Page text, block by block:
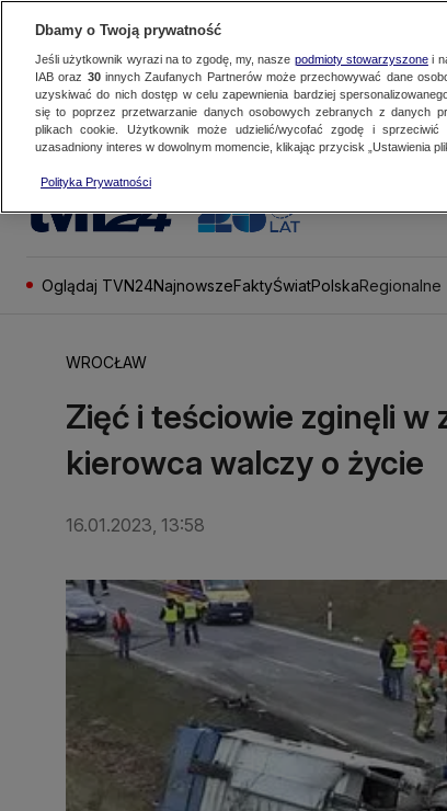
Oglądaj TVN24NajnowszeFaktyŚwiatPolskaRegionalne
WROCŁAW
Zięć i teściowie zginęli w
kierowca walczy o życie
16.01.2023, 13:58
Dbamy o Twoją prywatność
Jeśli użytkownik wyrazi na to zgodę, my, nasze podmioty stowarzyszonei
IAB oraz 30innych Zaufanych Partnerów może przechowywać dane
uzyskiwać do nich dostęp w celu zapewnienia bardziej
się to poprzez przetwarzanie danych osobowych zebranych z danych
plikach cookie. Użytkownik może udzielić/wycofać zgodę i
uzasadniony interes w dowolnym momencie, klikając przycisk „Ustawienia
Polityka Prywatności